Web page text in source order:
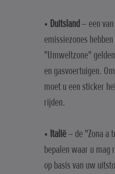
• Duitsland– een
emissiezones
"Umweltzone"
en gasvoertuigen.
moet u een sticker
rijden.
• Italië– de "Zona a
bepalen waar u
op basis van uw